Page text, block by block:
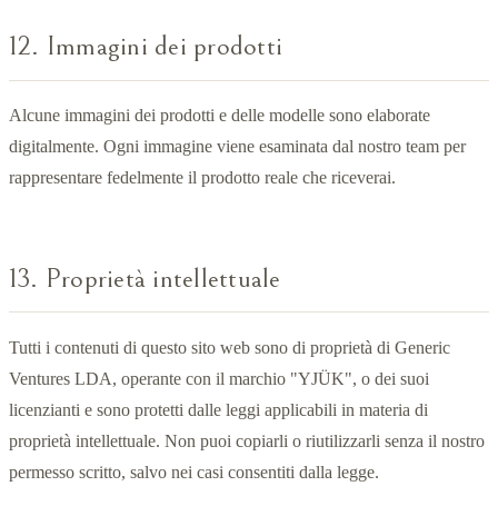
12. Immagini dei prodotti
Alcune immagini dei prodotti e delle modelle sono elaborate
digitalmente. Ogni immagine viene esaminata dal nostro team per
rappresentare fedelmente il prodotto reale che riceverai.
13. Proprietà intellettuale
Tutti i contenuti di questo sito web sono di proprietà di Generic
Ventures LDA, operante con il marchio "YJÜK", o dei suoi
licenzianti e sono protetti dalle leggi applicabili in materia di
proprietà intellettuale. Non puoi copiarli o riutilizzarli senza il nostro
permesso scritto, salvo nei casi consentiti dalla legge.